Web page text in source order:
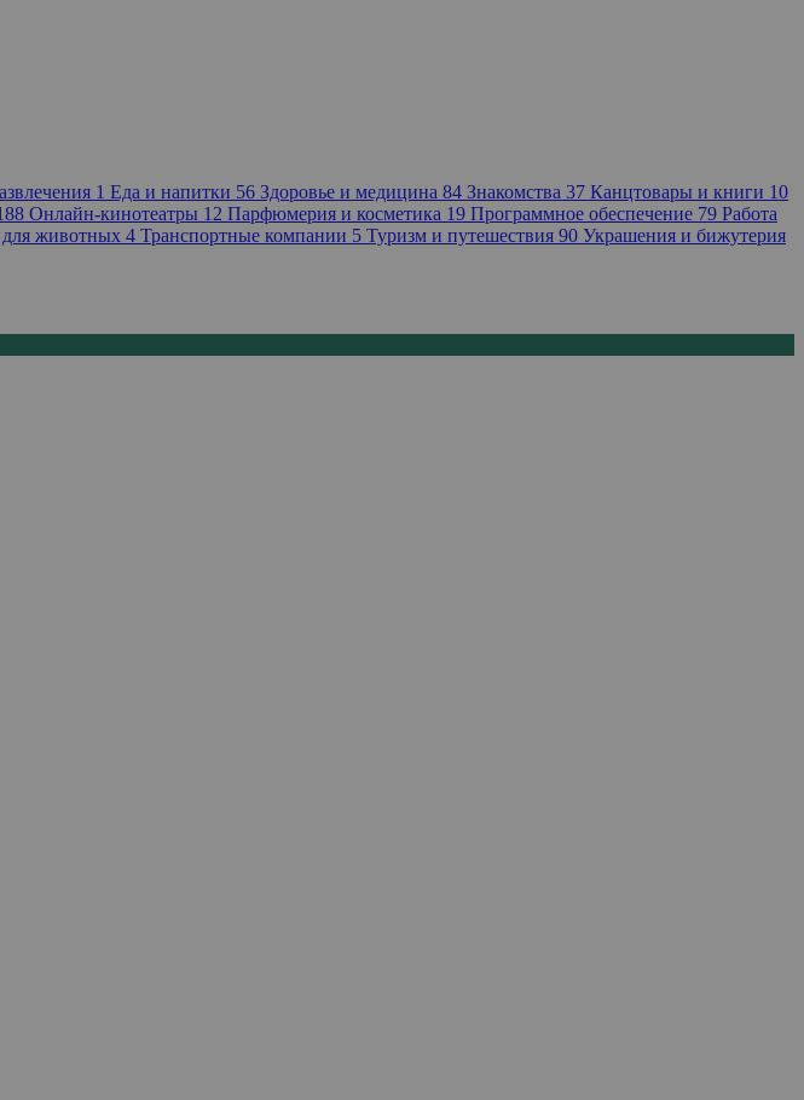
1 Еда и напитки 56 Здоровье и медицина 84 Знакомства 37 Канцтовары и книги 10
Онлайн-кинотеатры 12 Парфюмерия и косметика 19 Программное обеспечение 79 Работа
животных 4 Транспортные компании 5 Туризм и путешествия 90 Украшения и бижутерия